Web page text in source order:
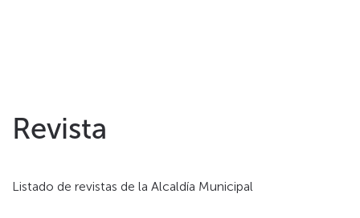
Revista
Listado de revistas de la Alcaldía Municipal